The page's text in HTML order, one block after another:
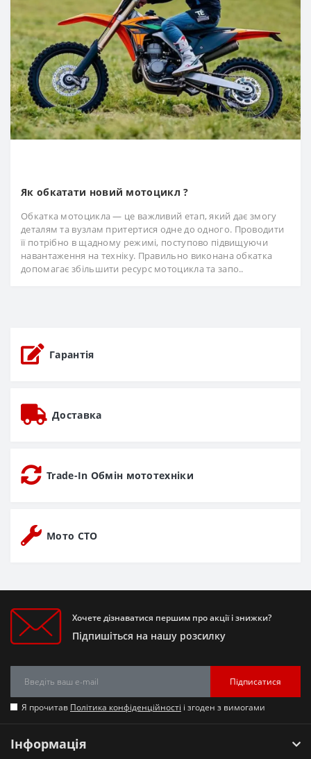
Як обкатати новий мотоцикл ?
Обкатка мотоцикла — це важливий етап, який дає змогу
деталям та вузлам притертися одне до одного. Проводити
її потрібно в щадному режимі, поступово підвищуючи
навантаження на техніку. Правильно виконана обкатка
допомагає збільшити ресурс мотоцикла та запо..
Гарантія
Доставка
Trade-In Обмін мототехніки
Мото СТО
Хочете дізнаватися першим про акції і знижки?
Підпишіться на нашу розсилку
Підписатися
Я прочитав Політика конфіденційності і згоден з вимогами
Інформація